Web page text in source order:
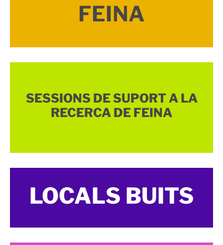
FEINA
SESSIONS DE SUPORT A LA
RECERCA DE FEINA
LOCALS BUITS